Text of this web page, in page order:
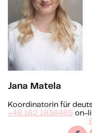
Jana Matela
Koordinatorin für
+49 162 1836465 on-